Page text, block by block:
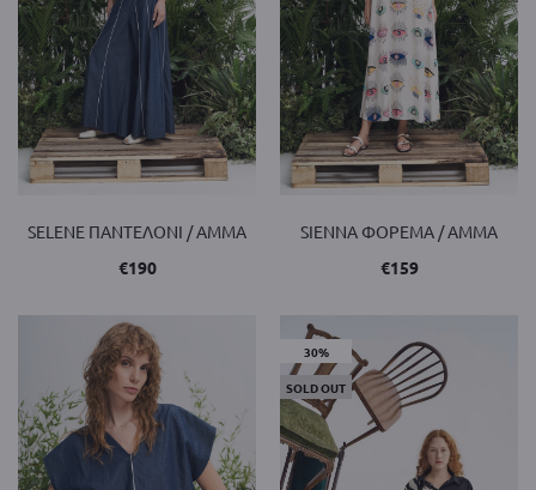
SELENE ΠΑΝΤΕΛΟΝΙ / AMMA
€190
SIENNA ΦΟΡΕΜΑ / AMMA
€159
30%
SOLD OUT